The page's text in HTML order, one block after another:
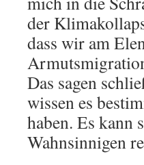
der
dass wir am
Das sagen
wissen es
haben. Es kann
Wahnsinnigen